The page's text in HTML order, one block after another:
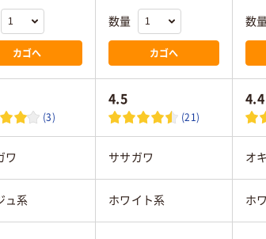
カゴへ
数量
カゴへ
数
(3)
4.5
(21)
4.4
ワ ササガワ オ
ュ系 ホワイト系 ホ